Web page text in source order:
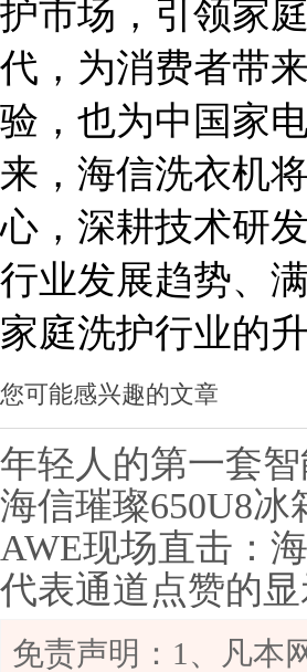
护市场，引领家
代，为消费者带
验，也为中国家
来，海信洗衣机
心，深耕技术研
行业发展趋势、
家庭洗护行业的升
您可能感兴趣的文章
年轻人的第一套
海信璀璨650U8
鲜新趋势
AWE现场直击：
电视WALL时代
代表通道点赞的
见证
免责声明：1、凡本